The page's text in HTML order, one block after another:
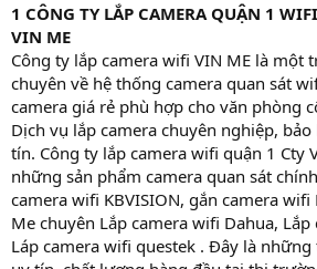
1 CÔNG TY LẮP CAMERA QUẬN 1
VIN ME
Công ty lắp camera wifi VIN ME là một
chuyên về hệ thống camera quan sát
camera giá rẻ phù hợp cho văn phòng
Dịch vụ lắp camera chuyên nghiệp,
tín. Công ty lắp camera wifi quận 1 Cty
những sản phẩm camera quan sát
camera wifi KBVISION, gắn camera wifi
Me chuyên Lắp camera wifi Dahua,
Láp camera wifi questek . Đây là